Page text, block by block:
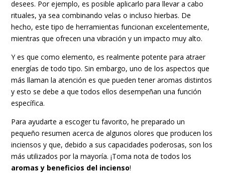
desees. Por ejemplo, es posible aplicarlo para llevar a cabo
rituales, ya sea combinando velas o incluso hierbas. De
hecho, este tipo de herramientas funcionan excelentemente,
mientras que ofrecen una vibración y un impacto muy alto.
Y es que como elemento, es realmente potente para atraer
energías de todo tipo. Sin embargo, uno de los aspectos que
más llaman la atención es que pueden tener aromas distintos
y esto se debe a que todos ellos desempeñan una función
específica.
Para ayudarte a escoger tu favorito, he preparado un
pequeño resumen acerca de algunos olores que producen los
inciensos y que, debido a sus capacidades poderosas, son los
más utilizados por la mayoría. ¡Toma nota de todos los
aromas y beneficios del incienso!